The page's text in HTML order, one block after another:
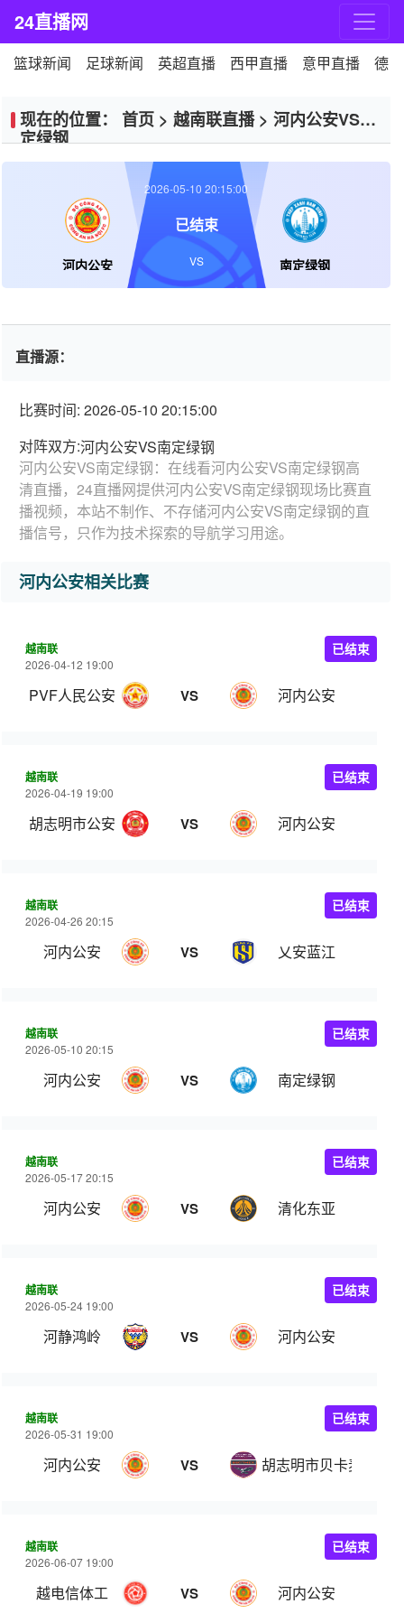
24直播网
篮球新闻 足球新闻 英超直播 西甲直播 意甲直播 德
现在的位置： 首页 > 越南联直播> 河内公安VS南
定绿钢
河内公安 南定绿钢
2026-05-10 20:15:00
已结束
VS
直播源：
比赛时间: 2026-05-10 20:15:00
对阵双方:河内公安VS南定绿钢
河内公安VS南定绿钢：在线看河内公安VS南定绿钢高
清直播，24直播网提供河内公安VS南定绿钢现场比赛直
播视频，本站不制作、不存储河内公安VS南定绿钢的直
播信号，只作为技术探索的导航学习用途。
河内公安相关比赛
越南联
2026-04-12 19:00
PVF人民公安 VS 河内公安
已结束
越南联
2026-04-19 19:00
胡志明市公安 VS 河内公安
已结束
越南联
2026-04-26 20:15
河内公安 VS 乂安蓝江
已结束
越南联
2026-05-10 20:15
河内公安 VS 南定绿钢
已结束
越南联
2026-05-17 20:15
河内公安 VS 清化东亚
已结束
越南联
2026-05-24 19:00
河静鸿岭 VS 河内公安
已结束
越南联
2026-05-31 19:00
河内公安 VS 胡志明市贝卡麦克斯
已结束
越南联
2026-06-07 19:00
越电信体工 VS 河内公安
已结束